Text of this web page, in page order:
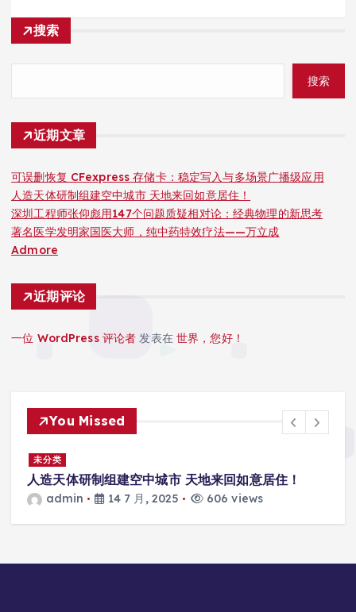
搜索
搜索
近期文章
可误删恢复 CFexpress 存储卡：稳定写入与多场景广播级应用
人造天体研制组建空中城市 天地来回如意居住！
深圳工程师张仰彪用147个问题质疑相对论：经典物理的新思考
著名医学发明家国医大师，纯中药特效疗法——万立成
Admore
近期评论
一位 WordPress 评论者 发表在世界，您好！
You Missed
未分类
人造天体研制组建空中城市 天地来回如意居住！
admin 14 7 月, 2025 606 views